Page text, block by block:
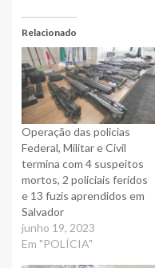
Relacionado
Operação das policias
Federal, Militar e Civil
termina com 4 suspeitos
mortos, 2 policiais feridos
e 13 fuzis aprendidos em
Salvador
junho 19, 2023
Em "POLÍCIA"